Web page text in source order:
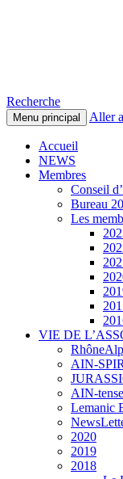
Recherche
Menu principal Aller
Accueil
NEWS
Membres
Conseil
Bureau
Les
VIE DE
AIN-
AIN-
Lemanic
2020
2019
2018